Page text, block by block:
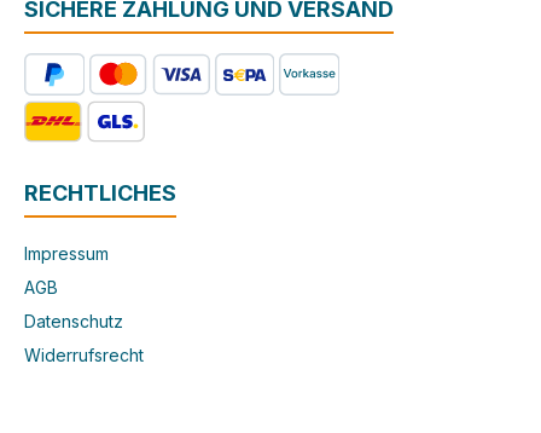
SICHERE ZAHLUNG UND VERSAND
RECHTLICHES
Impressum
AGB
Datenschutz
Widerrufsrecht